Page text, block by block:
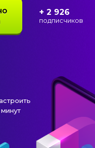
+ 3 502
подписчиков